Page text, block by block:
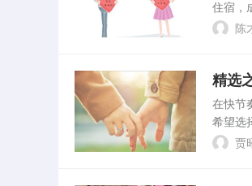
住宿，
元素的
陈
精选
在快节
希望选
无疑是
贾